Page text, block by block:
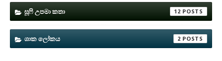
සූෆි උපමා කතා 12
ශාක ලෝකය 2